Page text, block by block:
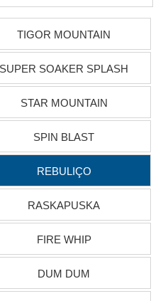
TIGOR MOUNTAIN
SUPER SOAKER SPLASH
STAR MOUNTAIN
SPIN BLAST
REBULIÇO
RASKAPUSKA
FIRE WHIP
DUM DUM